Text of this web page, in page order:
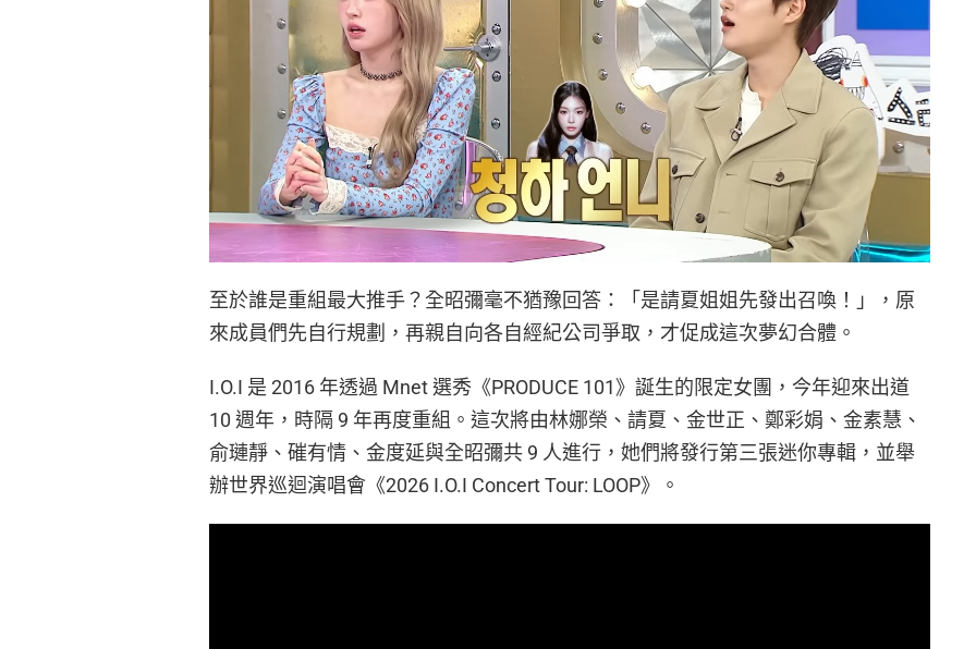
至於誰是重組最大推手？全昭彌毫不猶豫回答：「是請夏姐姐先發出召喚！」，原
來成員們先自行規劃，再親自向各自經紀公司爭取，才促成這次夢幻合體。
I.O.I 是 2016 年透過 Mnet 選秀《PRODUCE 101》誕生的限定女團，今年迎來出道
10 週年，時隔 9 年再度重組。這次將由林娜榮、請夏、金世正、鄭彩娟、金素慧、
俞璉靜、磪有情、金度延與全昭彌共 9 人進行，她們將發行第三張迷你專輯，並舉
辦世界巡迴演唱會《2026 I.O.I Concert Tour: LOOP》。